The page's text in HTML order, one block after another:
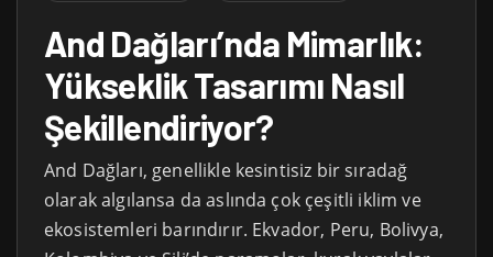
And Dağları’nda Mimarlık:
Yükseklik Tasarımı Nasıl
Şekillendiriyor?
And Dağları, genellikle kesintisiz bir sıradağ
olarak algılansa da aslında çok çeşitli iklim ve
ekosistemleri barındırır. Ekvador, Peru, Bolivya,